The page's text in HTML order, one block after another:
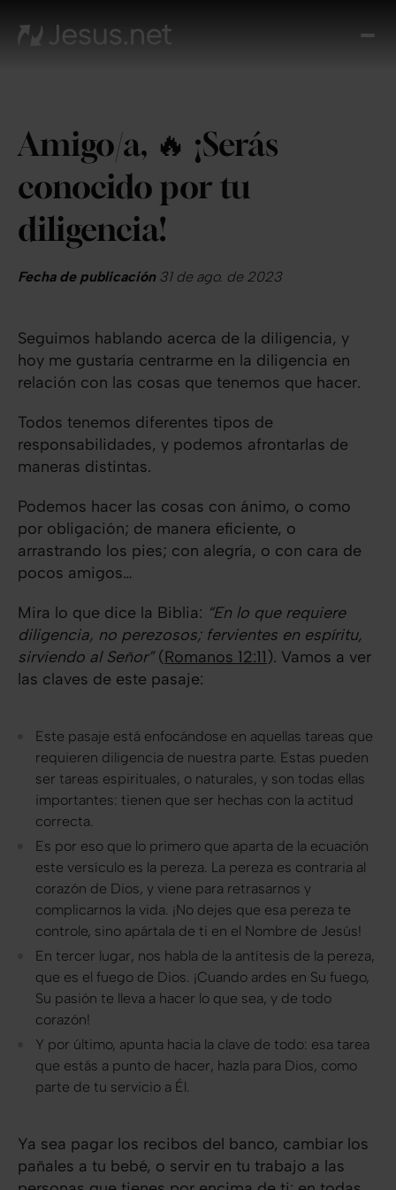
Amigo/a, 🔥 ¡Serás
conocido por tu
diligencia!
Fecha de publicación31 de ago. de 2023
Seguimos hablando acerca de la diligencia, y
hoy me gustaría centrarme en la diligencia en
relación con las cosas que tenemos que hacer.
Todos tenemos diferentes tipos de
responsabilidades, y podemos afrontarlas de
maneras distintas.
Podemos hacer las cosas con ánimo, o como
por obligación; de manera eficiente, o
arrastrando los pies; con alegría, o con cara de
pocos amigos…
Mira lo que dice la Biblia: “En lo que requiere
diligencia, no perezosos; fervientes en espíritu,
sirviendo al Señor”(Romanos 12:11). Vamos a ver
las claves de este pasaje:
Este pasaje está enfocándose en aquellas tareas que
requieren diligencia de nuestra parte. Estas pueden
ser tareas espirituales, o naturales, y son todas ellas
importantes: tienen que ser hechas con la actitud
correcta.
Es por eso que lo primero que aparta de la ecuación
este versículo es la pereza. La pereza es contraria al
corazón de Dios, y viene para retrasarnos y
complicarnos la vida. ¡No dejes que esa pereza te
controle, sino apártala de ti en el Nombre de Jesús!
En tercer lugar, nos habla de la antítesis de la pereza,
que es el fuego de Dios. ¡Cuando ardes en Su fuego,
Su pasión te lleva a hacer lo que sea, y de todo
corazón!
Y por último, apunta hacia la clave de todo: esa tarea
que estás a punto de hacer, hazla para Dios, como
parte de tu servicio a Él.
Ya sea pagar los recibos del banco, cambiar los
pañales a tu bebé, o servir en tu trabajo a las